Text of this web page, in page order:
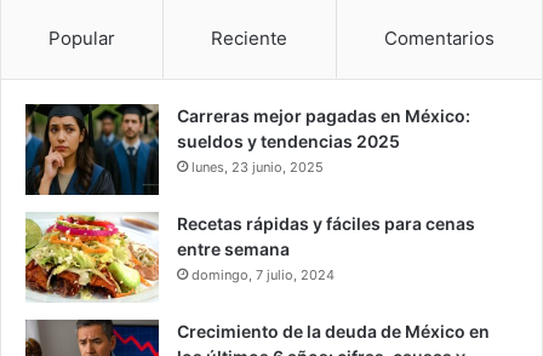
Popular Reciente Comentarios
Carreras mejor pagadas en México:
sueldos y tendencias 2025
lunes, 23 junio, 2025
Recetas rápidas y fáciles para cenas
entre semana
domingo, 7 julio, 2024
Crecimiento de la deuda de México en